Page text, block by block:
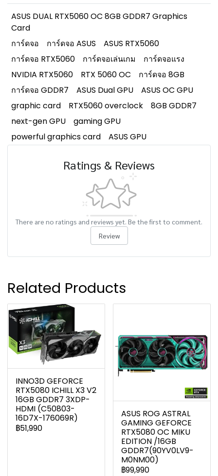
ASUS DUAL RTX5060 OC 8GB GDDR7 Graphics
Card
การ์ดจอ
การ์ดจอ ASUS
ASUS RTX5060
การ์ดจอ RTX5060
การ์ดจอเล่นเกม
การ์ดจอแรง
NVIDIA RTX5060
RTX 5060 OC
การ์ดจอ 8GB
การ์ดจอ GDDR7
ASUS Dual GPU
ASUS OC GPU
graphic card
RTX5060 overclock
8GB GDDR7
next-gen GPU
gaming GPU
powerful graphics card
ASUS GPU
Ratings & Reviews
There are no ratings and reviews yet. Be the first to comment.
Review
Related Products
INNO3D GEFORCE
RTX5080 ICHILL X3 V2
16GB GDDR7 3XDP-
HDMI (C50803-
16D7X-176069R)
฿51,990
ASUS ROG ASTRAL
GAMING GEFORCE
RTX5080 OC MIKU
EDITION /16GB
GDDR7(90YV0LV9-
M0NM00)
฿99,990